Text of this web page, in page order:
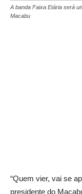
A banda Faixa Etária será
Macabu
“Quem vier, vai se
presidente do